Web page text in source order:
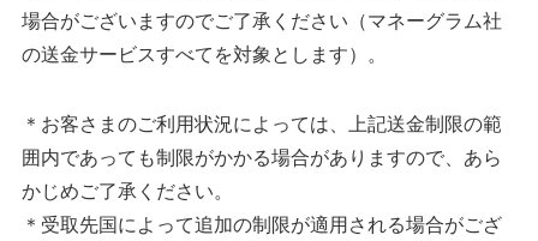
場合がございますのでご了承ください（マネーグラム社
の送金サービスすべてを対象とします）。
＊お客さまのご利用状況によっては、上記送金制限の範
囲内であっても制限がかかる場合がありますので、あら
かじめご了承ください。
＊受取先国によって追加の制限が適用される場合がござ